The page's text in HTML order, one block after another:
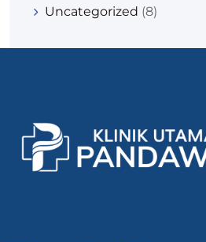
Uncategorized (8)